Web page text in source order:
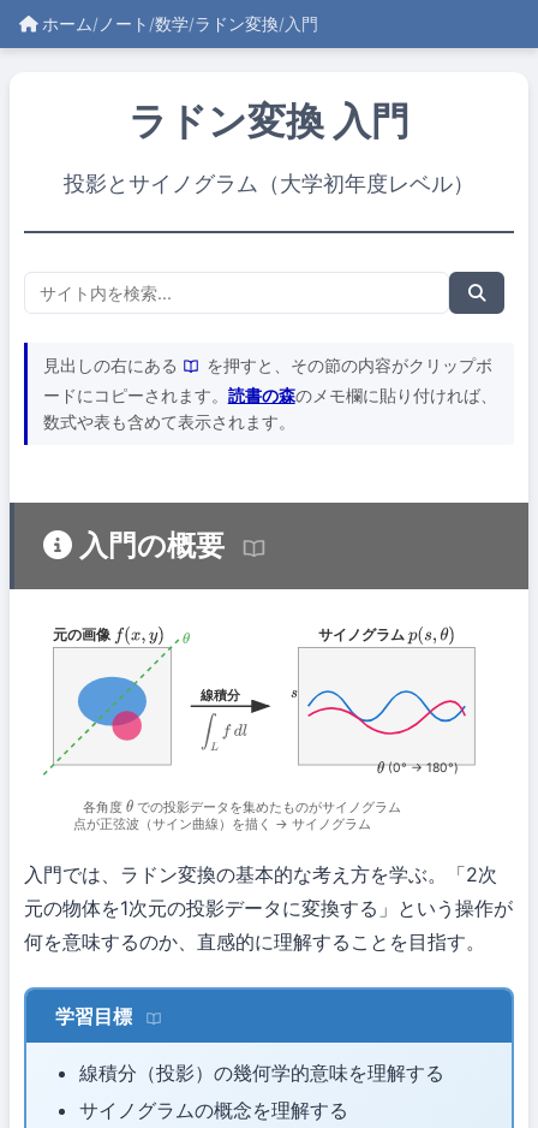
ホーム/ ノート /数学/ラドン変換/入門
ラドン変換 入門
投影とサイノグラム（大学初年度レベル）
見出しの右にある
を押すと、その節の内容がクリップボ
ードにコピーされます。 読書の森のメモ欄に貼り付ければ、
数式や表も含めて表示されます。
入門の概要
元の画像 f(x,y ) θ
線積分
L dl
サイノグラムp(s, θ)
θ(0° → 180°)
s
各角度 θ での投影データを集めたものがサイノグラム
点が正弦波（サイン曲線）を描く → サイノグラム
入門では、ラドン変換の基本的な考え方を学ぶ。「2次
元の物体を1次元の投影データに変換する」という操作が
何を意味するのか、直感的に理解することを目指す。
学習目標
線積分（投影）の幾何学的意味を理解する
サイノグラムの概念を理解する